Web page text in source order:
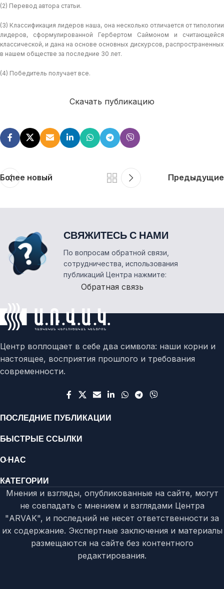
(2) Перевод автора статьи.
(3) Классификация лидеров наша, она несколько отличается от типологии
лидеров, сформулированной Гербертом Саймоном и считающейся
классической, и дана на основе основных дискурсов, распространенных
в нашем обществе за последние 30 лет.
(4) Победитель получает все.
Скачать публикацию
Более новый Предыдущие
СВЯЖИТЕСЬ С НАМИ
По вопросам обратной связи,
сотрудничества, использования
публикаций Центра нажмите:
Обратная связь
Центр воплощает в себе два символа: наши корни и
настоящее, восприятия прошлого и требования
современности.
ПОСЛЕДНИЕ ПУБЛИКАЦИИ
БЫСТРЫЕ ССЫЛКИ
О НАС
КАТЕГОРИИ
Мнения и взгляды, опубликованные на сайте, могут
не совпадать с мнением и взглядами Центра
"ARVAK", и последний не несет ответственности за
их содержание. Экспертные заключения и материалы
размещаются на сайте без контентного
редактирования.